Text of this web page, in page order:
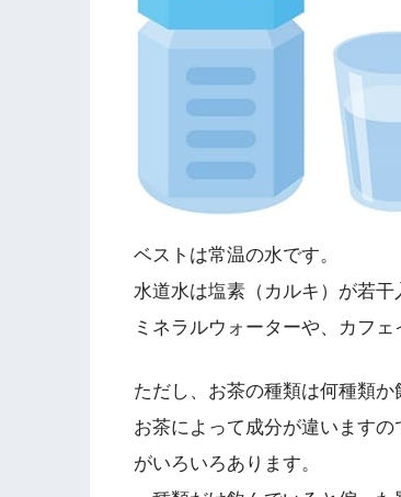
ベストは常温の水です。
水道水は塩素（カルキ）が若干
ミネラルウォーターや、カフ
ただし、お茶の種類は何種類か
お茶によって成分が違います
がいろいろあります。